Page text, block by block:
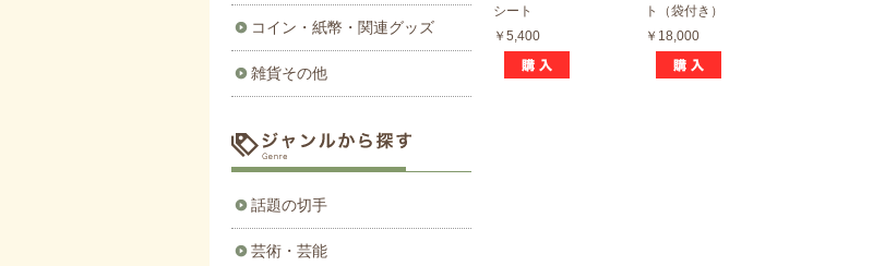
シート
￥5,400
ト（袋付き）
￥18,000
コイン・紙幣・関連グッズ
雑貨その他
話題の切手
芸術・芸能